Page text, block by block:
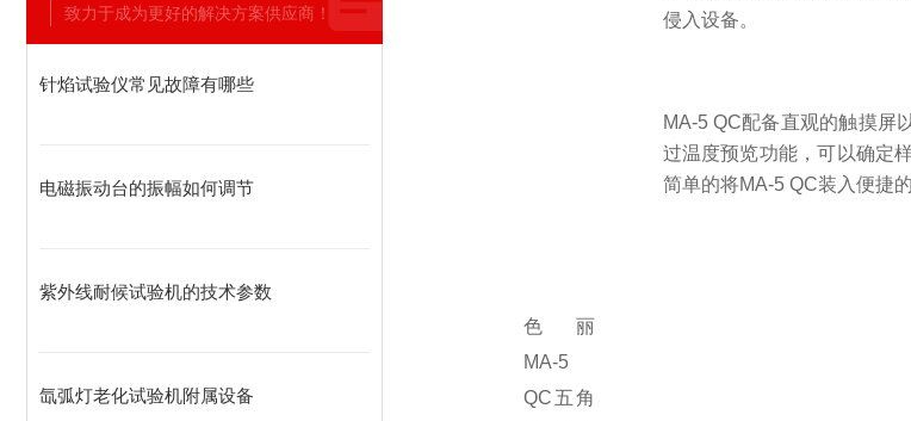
致力于成为更好的解决方案供应商！
针焰试验仪常见故障有哪些
电磁振动台的振幅如何调节
紫外线耐候试验机的技术参数
氙弧灯老化试验机附属设备
侵入设备。
MA-5 QC配备直观的触摸屏
过温度预览功能，可以确定
简单的将MA-5 QC装入便捷的